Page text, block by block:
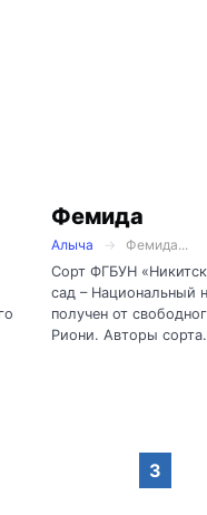
Фемида
Алыча
Фемида...
Сорт ФГБУН
сад – Национальный
получен от
Риони. Авторы
3